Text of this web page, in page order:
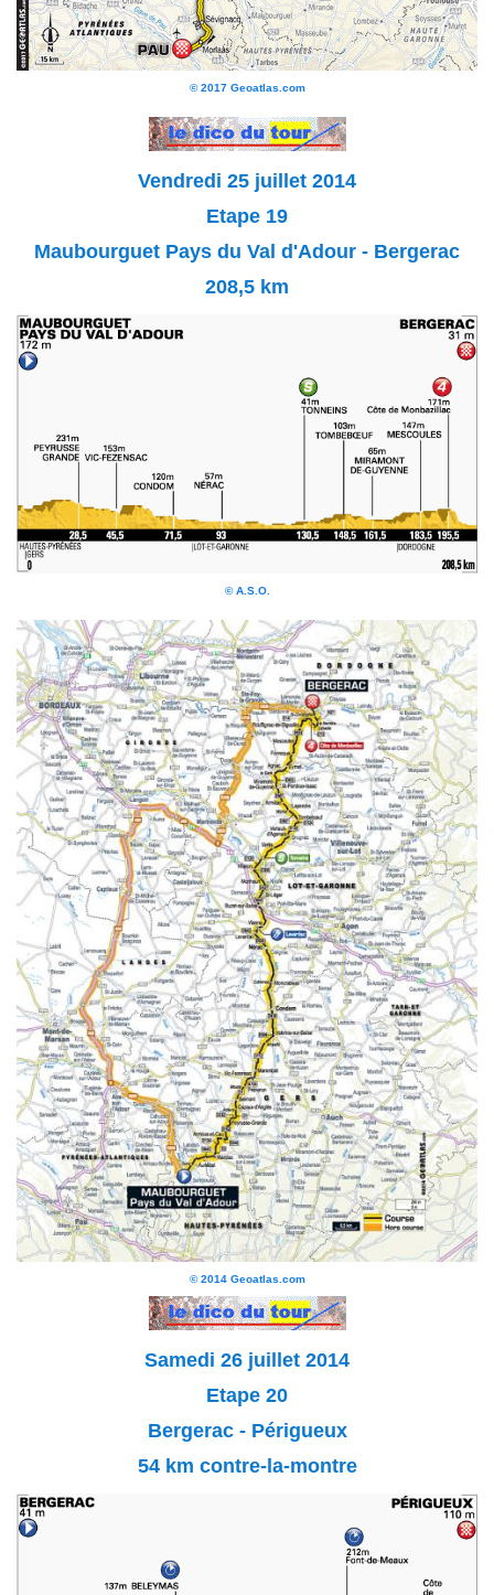
© 2017 Geoatlas.com
Vendredi 25 juillet 2014
Etape 19
Maubourguet Pays du Val d'Adour - Bergerac
208,5 km
© A.S.O.
© 2014 Geoatlas.com
Samedi 26 juillet 2014
Etape 20
Bergerac - Périgueux
54 km contre-la-montre